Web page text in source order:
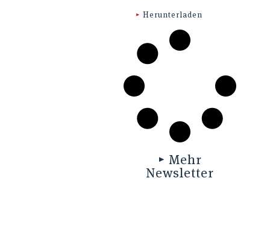
▸ Herunterladen
▸ Mehr
Newsletter